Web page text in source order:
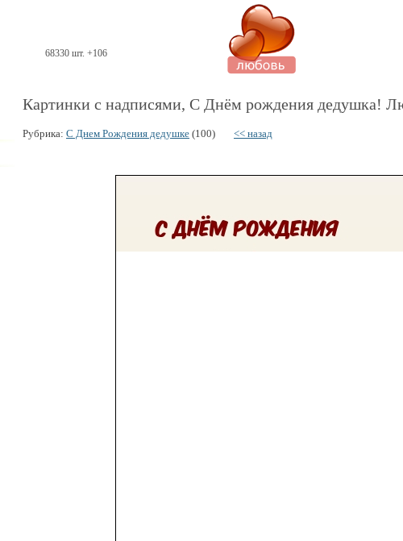
68330 шт. +106
Картинки с надписями, С Днём рождения дедушка!
Рубрика: С Днем Рождения дедушке (100) << назад